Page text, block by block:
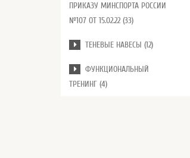
ПРИКАЗУ МИНСПОРТА РОССИИ
№107 ОТ 15.02.22 (33)
ТЕНЕВЫЕ НАВЕСЫ (12)
ФУНКЦИОНАЛЬНЫЙ
ТРЕНИНГ (4)